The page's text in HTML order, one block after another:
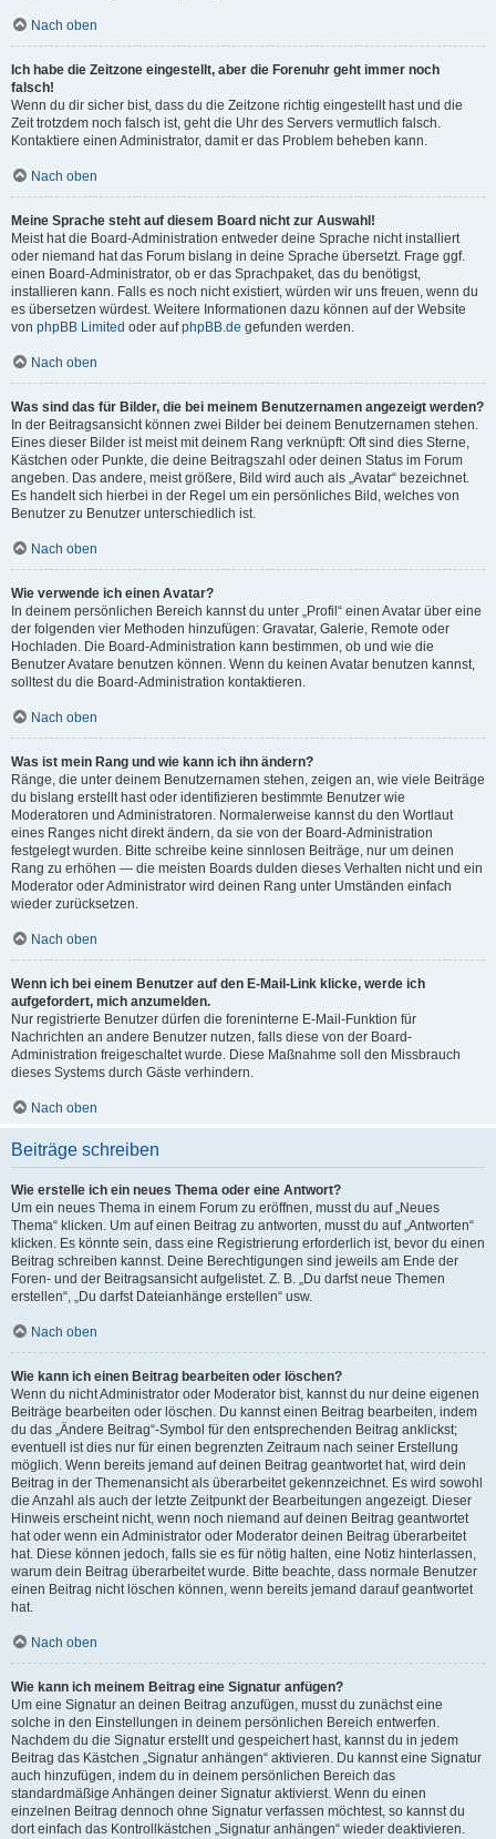
Nach oben
Ich habe die Zeitzone eingestellt, aber die Forenuhr geht immer noch
falsch!
Wenn du dir sicher bist, dass du die Zeitzone richtig eingestellt hast und die
Zeit trotzdem noch falsch ist, geht die Uhr des Servers vermutlich falsch.
Kontaktiere einen Administrator, damit er das Problem beheben kann.
Nach oben
Meine Sprache steht auf diesem Board nicht zur Auswahl!
Meist hat die Board-Administration entweder deine Sprache nicht installiert
oder niemand hat das Forum bislang in deine Sprache übersetzt. Frage ggf.
einen Board-Administrator, ob er das Sprachpaket, das du benötigst,
installieren kann. Falls es noch nicht existiert, würden wir uns freuen, wenn du
es übersetzen würdest. Weitere Informationen dazu können auf der Website
von phpBB Limited oder aufphpBB.de gefunden werden.
Nach oben
Was sind das für Bilder, die bei meinem Benutzernamen angezeigt werden?
In der Beitragsansicht können zwei Bilder bei deinem Benutzernamen stehen.
Eines dieser Bilder ist meist mit deinem Rang verknüpft: Oft sind dies Sterne,
Kästchen oder Punkte, die deine Beitragszahl oder deinen Status im Forum
angeben. Das andere, meist größere, Bild wird auch als „Avatar“ bezeichnet.
Es handelt sich hierbei in der Regel um ein persönliches Bild, welches von
Benutzer zu Benutzer unterschiedlich ist.
Nach oben
Wie verwende ich einen Avatar?
In deinem persönlichen Bereich kannst du unter „Profil“ einen Avatar über eine
der folgenden vier Methoden hinzufügen: Gravatar, Galerie, Remote oder
Hochladen. Die Board-Administration kann bestimmen, ob und wie die
Benutzer Avatare benutzen können. Wenn du keinen Avatar benutzen kannst,
solltest du die Board-Administration kontaktieren.
Nach oben
Was ist mein Rang und wie kann ich ihn ändern?
Ränge, die unter deinem Benutzernamen stehen, zeigen an, wie viele Beiträge
du bislang erstellt hast oder identifizieren bestimmte Benutzer wie
Moderatoren und Administratoren. Normalerweise kannst du den Wortlaut
eines Ranges nicht direkt ändern, da sie von der Board-Administration
festgelegt wurden. Bitte schreibe keine sinnlosen Beiträge, nur um deinen
Rang zu erhöhen — die meisten Boards dulden dieses Verhalten nicht und ein
Moderator oder Administrator wird deinen Rang unter Umständen einfach
wieder zurücksetzen.
Nach oben
Wenn ich bei einem Benutzer auf den E-Mail-Link klicke, werde ich
aufgefordert, mich anzumelden.
Nur registrierte Benutzer dürfen die foreninterne E-Mail-Funktion für
Nachrichten an andere Benutzer nutzen, falls diese von der Board-
Administration freigeschaltet wurde. Diese Maßnahme soll den Missbrauch
dieses Systems durch Gäste verhindern.
Nach oben
Beiträge schreiben
Wie erstelle ich ein neues Thema oder eine Antwort?
Um ein neues Thema in einem Forum zu eröffnen, musst du auf „Neues
Thema“ klicken. Um auf einen Beitrag zu antworten, musst du auf „Antworten“
klicken. Es könnte sein, dass eine Registrierung erforderlich ist, bevor du einen
Beitrag schreiben kannst. Deine Berechtigungen sind jeweils am Ende der
Foren- und der Beitragsansicht aufgelistet. Z. B. „Du darfst neue Themen
erstellen“, „Du darfst Dateianhänge erstellen“ usw.
Nach oben
Wie kann ich einen Beitrag bearbeiten oder löschen?
Wenn du nicht Administrator oder Moderator bist, kannst du nur deine eigenen
Beiträge bearbeiten oder löschen. Du kannst einen Beitrag bearbeiten, indem
du das „Ändere Beitrag“-Symbol für den entsprechenden Beitrag anklickst;
eventuell ist dies nur für einen begrenzten Zeitraum nach seiner Erstellung
möglich. Wenn bereits jemand auf deinen Beitrag geantwortet hat, wird dein
Beitrag in der Themenansicht als überarbeitet gekennzeichnet. Es wird sowohl
die Anzahl als auch der letzte Zeitpunkt der Bearbeitungen angezeigt. Dieser
Hinweis erscheint nicht, wenn noch niemand auf deinen Beitrag geantwortet
hat oder wenn ein Administrator oder Moderator deinen Beitrag überarbeitet
hat. Diese können jedoch, falls sie es für nötig halten, eine Notiz hinterlassen,
warum dein Beitrag überarbeitet wurde. Bitte beachte, dass normale Benutzer
einen Beitrag nicht löschen können, wenn bereits jemand darauf geantwortet
hat.
Nach oben
Wie kann ich meinem Beitrag eine Signatur anfügen?
Um eine Signatur an deinen Beitrag anzufügen, musst du zunächst eine
solche in den Einstellungen in deinem persönlichen Bereich entwerfen.
Nachdem du die Signatur erstellt und gespeichert hast, kannst du in jedem
Beitrag das Kästchen „Signatur anhängen“ aktivieren. Du kannst eine Signatur
auch hinzufügen, indem du in deinem persönlichen Bereich das
standardmäßige Anhängen deiner Signatur aktivierst. Wenn du einen
einzelnen Beitrag dennoch ohne Signatur verfassen möchtest, so kannst du
dort einfach das Kontrollkästchen „Signatur anhängen“ wieder deaktivieren.